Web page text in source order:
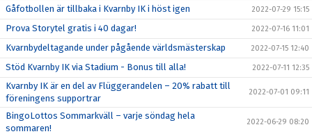
Gåfotbollen är tillbaka i Kvarnby IK i höst igen 2022-07-29 15:15
Prova Storytel gratis i 40 dagar! 2022-07-16 11:01
Kvarnbydeltagande under pågående världsmästerskap 2022-07-15 12:40
Stöd Kvarnby IK via Stadium - Bonus till alla! 2022-07-11 12:35
Kvarnby IK är en del av Flüggerandelen – 20% rabatt till
föreningens supportrar
2022-07-01 09:11
BingoLottos Sommarkväll – varje söndag hela
sommaren!
2022-06-29 08:20